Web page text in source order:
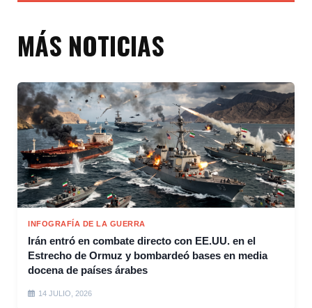
MÁS NOTICIAS
INFOGRAFÍA DE LA GUERRA
Irán entró en combate directo con EE.UU. en el
Estrecho de Ormuz y bombardeó bases en media
docena de países árabes
14 JULIO, 2026